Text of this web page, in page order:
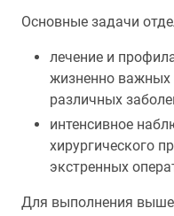
Основные задачи
лечение и
жизненно важных
различных
интенсивное
хирургического
экстренных
Для выполнения